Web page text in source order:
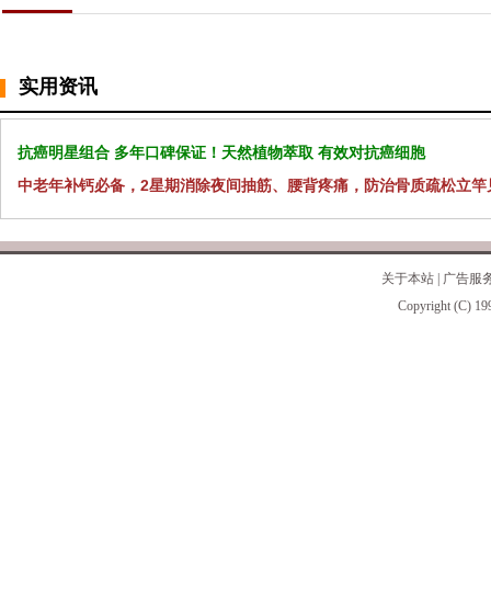
实用资讯
抗癌明星组合 多年口碑保证！天然植物萃取 有效对抗癌细胞
中老年补钙必备，2星期消除夜间抽筋、腰背疼痛，防治骨质疏松立竿
关于本站
广告服
Copyright (C)